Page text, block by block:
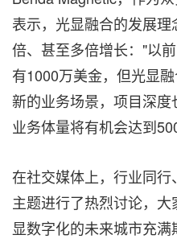
表示，光显融合的发展
倍、甚至多倍增长："以
有1000万美金，但光显
新的业务场景，项目深
业务体量将有机会达到
在社交媒体上，行业同
主题进行了热烈讨论，
显数字化的未来城市充满